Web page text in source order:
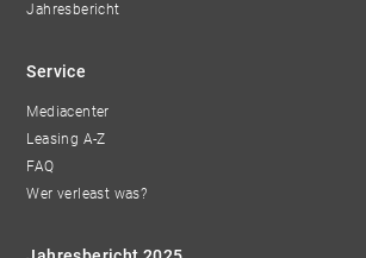
Jahresbericht
Service
Mediacenter
Leasing A-Z
FAQ
Wer verleast was?